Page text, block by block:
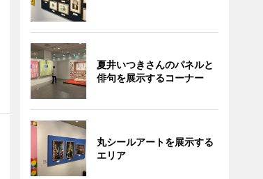
夏井いつきさんのパネルと
俳句を展示するコーナー
丸シールアートを展示する
エリア